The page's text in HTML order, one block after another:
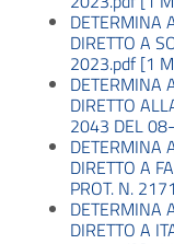
DETERMINA
DIRETTO A
2023.pdf [1
DETERMINA
DIRETTO
2043 DEL
DETERMINA
DIRETTO A
PROT. N.
DETERMINA
DIRETTO A